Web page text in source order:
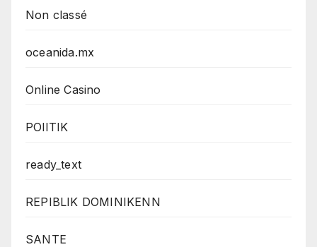
Non classé
oceanida.mx
Online Casino
POlITIK
ready_text
REPIBLIK DOMINIKENN
SANTE